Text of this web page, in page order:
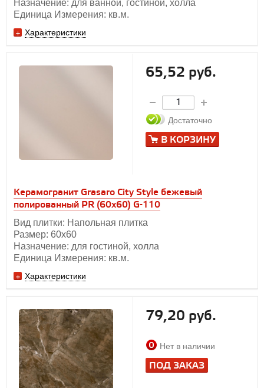
Назначение: для ванной, гостиной, холла
Единица Измерения: кв.м.
Характеристики
Керамогранит Grasaro City Style бежевый
полированный PR (60х60) G-110
Вид плитки: Напольная плитка
Размер: 60х60
Назначение: для гостиной, холла
Единица Измерения: кв.м.
Характеристики
65,52 руб.
Достаточно
В КОРЗИНУ
79,20 руб.
Нет в наличии
ПОД ЗАКАЗ